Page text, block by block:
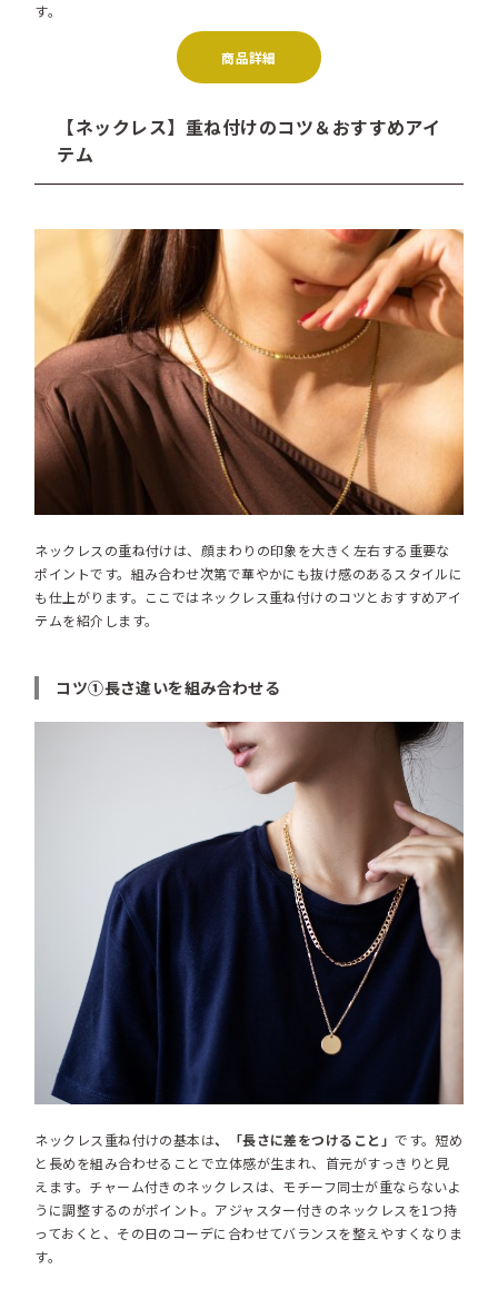
す。
商品詳細
【ネックレス】重ね付けのコツ＆おすすめアイ
テム
ネックレスの重ね付けは、顔まわりの印象を大きく左右する重要な
ポイントです。組み合わせ次第で華やかにも抜け感のあるスタイルに
も仕上がります。ここではネックレス重ね付けのコツとおすすめアイ
テムを紹介します。
コツ①長さ違いを組み合わせる
ネックレス重ね付けの基本は、「長さに差をつけること」です。短め
と長めを組み合わせることで立体感が生まれ、首元がすっきりと見
えます。チャーム付きのネックレスは、モチーフ同士が重ならないよ
うに調整するのがポイント。アジャスター付きのネックレスを1つ持
っておくと、その日のコーデに合わせてバランスを整えやすくなりま
す。